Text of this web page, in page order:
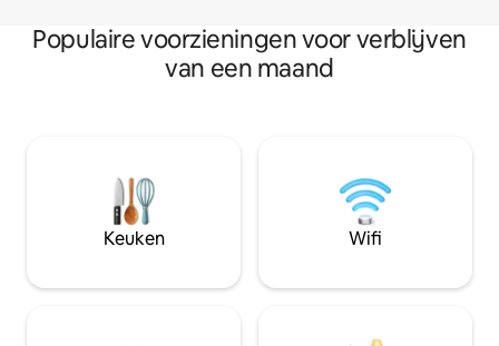
Populaire voorzieningen voor verblijven
van een maand
Keuken Wifi